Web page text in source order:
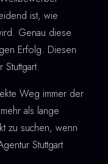
ist, wie
Genau diese
Erfolg. Diesen
Weg immer der
als lange
zu suchen, wenn
Stuttgart